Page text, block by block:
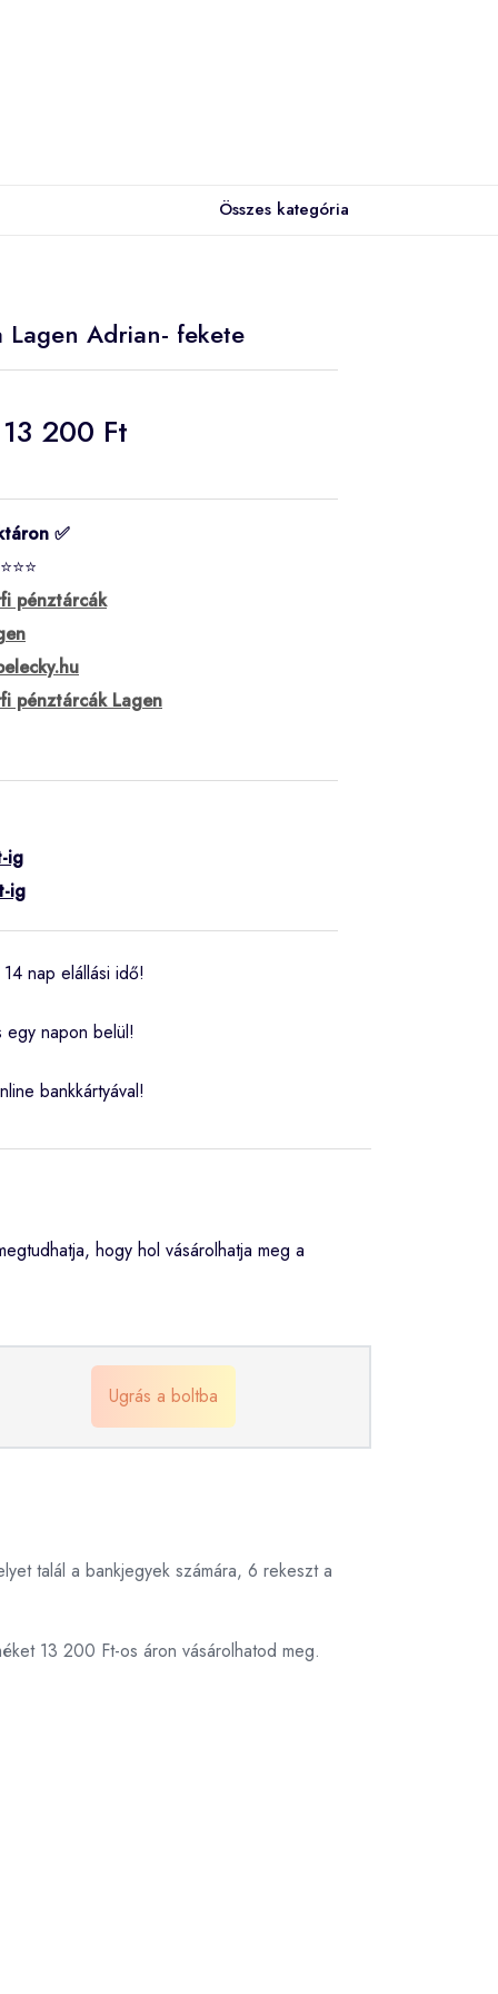
Összes kategória
Adrian- fekete
13 200 Ft
✅
pénztárcák
pénztárcák Lagen
ig
ig
nap elállási idő!
egy napon belül!
bankkártyával!
hogy hol vásárolhatja meg a
Ugrás a boltba
talál a bankjegyek számára, 6 rekeszt a
13 200 Ft-os áron vásárolhatod meg.